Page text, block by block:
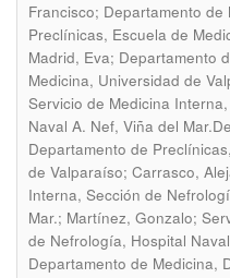
Francisco; Departamento
Preclínicas, Escuela de
Madrid, Eva; Departamento
Medicina, Universidad de
Servicio de Medicina
Naval A. Nef, Viña del
Departamento de
de Valparaíso; Carrasco,
Interna, Sección de
Mar.; Martínez, Gonzalo;
de Nefrología, Hospital
Departamento de Medicina,